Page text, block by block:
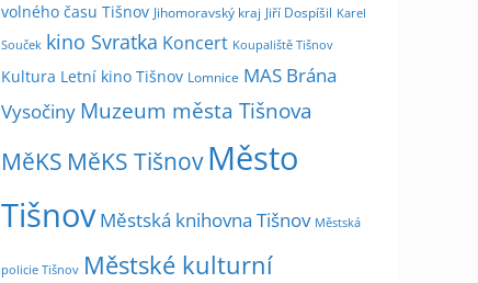
e
m
ě
c
volného času Tišnov Jihomoravský kraj Jiří Dospíšil Karel
Souček kino Svratka Koncert Koupaliště Tišnov
Kultura Letní kino Tišnov Lomnice MAS Brána
Vysočiny Muzeum města Tišnova
MěKS MěKS Tišnov Město
Tišnov Městská knihovna Tišnov Městská
policie Tišnov Městské kulturní